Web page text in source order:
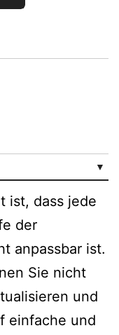
ist, dass jede
der
anpassbar ist.
Sie nicht
und
einfache und